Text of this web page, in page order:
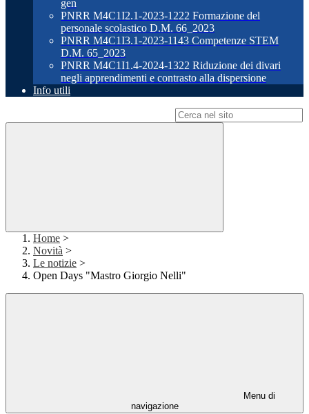
gen
PNRR M4C1I2.1-2023-1222 Formazione del
personale scolastico D.M. 66_2023
PNRR M4C1I3.1-2023-1143 Competenze STEM
D.M. 65_2023
PNRR M4C1I1.4-2024-1322 Riduzione dei divari
negli apprendimenti e contrasto alla dispersione
Info utili
Home >
Novità >
Le notizie >
Open Days "Mastro Giorgio Nelli"
Menu di
navigazione